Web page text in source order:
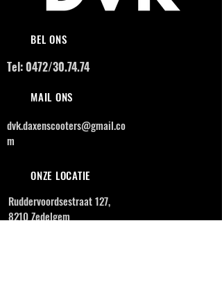
BEL ONS
Tel: 0472/30.74.74
MAIL ONS
dvk.daxenscooters@gmail.co
m
ONZE LOCATIE
Ruddervoordsestraat 127,
8210 Zedelgem